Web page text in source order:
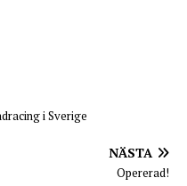
i Sverige
NÄSTA
Opererad!